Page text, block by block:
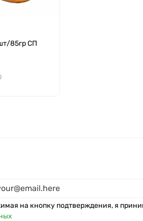
85гр СП
на кнопку подтверждения, я